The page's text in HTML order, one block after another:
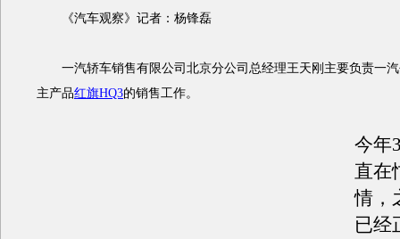
《汽车观察》记者：杨锋磊
一汽轿车销售有限公司北京分公司总经理王天刚主要负责一汽
主产品红旗HQ3的销售工作。
今年
直在
情，
已经